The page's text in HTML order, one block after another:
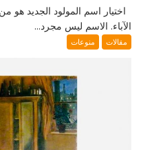
اختيار اسم المولود الجديد هو
الآباء. الاسم ليس مجرد...
مقالات منوعات